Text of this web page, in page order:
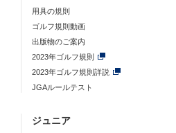
用具の規則
ゴルフ規則動画
出版物のご案内
2023年ゴルフ規則
2023年ゴルフ規則詳説
JGAルールテスト
ジュニア